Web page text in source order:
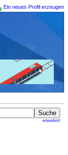
Ein neues Profil erzeugen
erweitert